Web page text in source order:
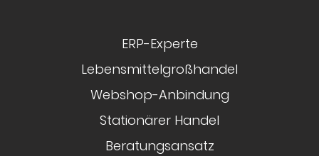
ERP-Experte
Lebensmittelgroßhandel
Webshop-Anbindung
Stationärer Handel
Beratungsansatz